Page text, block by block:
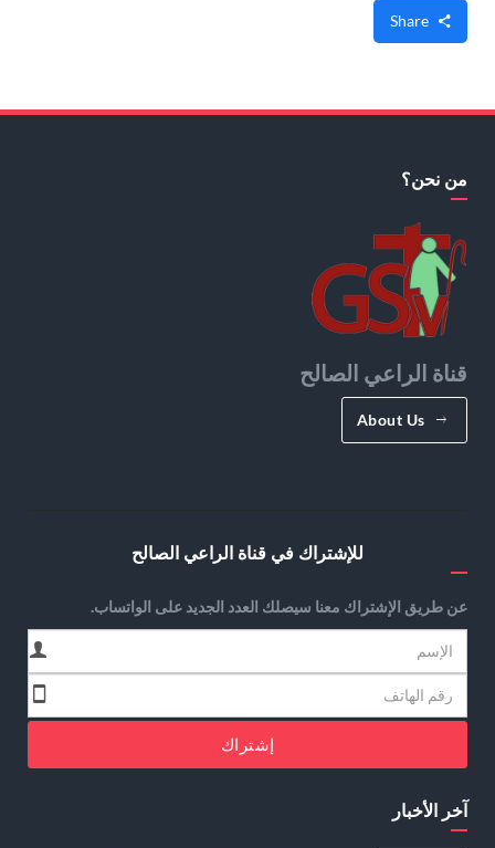
من نحن؟
قناة الراعي الصالح
About Us
للإشتراك في قناة الراعي الصالح
عن طريق الإشتراك معنا سيصلك العدد الجديد على الواتساب.
إشتراك
آخر الأخبار